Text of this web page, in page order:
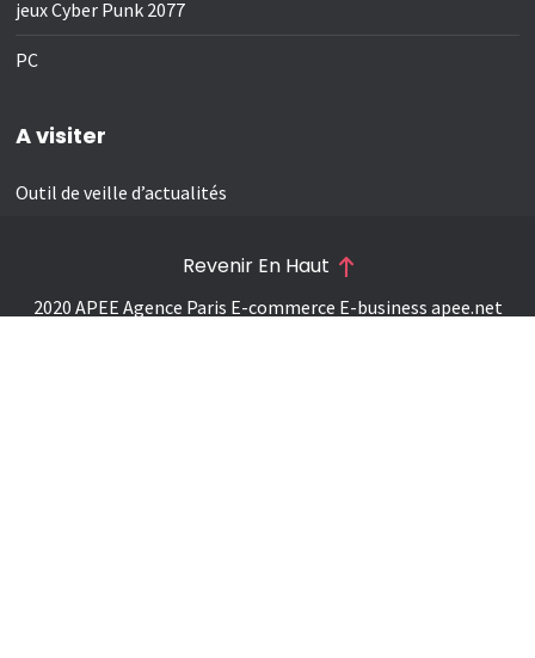
jeux Cyber Punk 2077
PC
A visiter
Outil de veille d’actualités
2020 APEE Agence Paris E-commerce E-business apee.net
Revenir En Haut